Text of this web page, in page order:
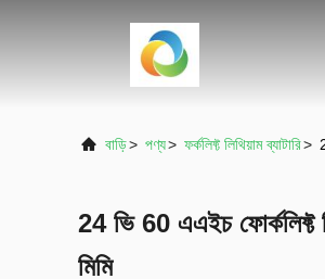
বাড়ি> পণ্য> ফর্কলিফ্ট লিথিয়াম ব্যাটারি>
24 ভি 60 এএইচ ফোর্কলিফ্ট
মিমি